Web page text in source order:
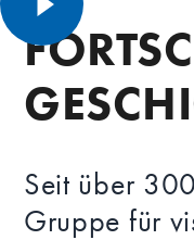
Seit über
Gruppe für